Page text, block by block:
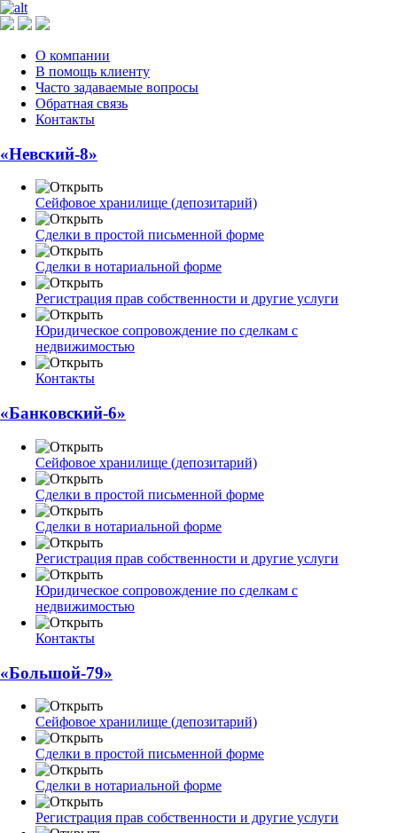
О компании
В помощь клиенту
Часто задаваемые вопросы
Обратная связь
Контакты
«Невский-8»
Сейфовое хранилище (депозитарий)
Сделки в простой письменной форме
Сделки в нотариальной форме
Регистрация прав собственности и другие услуги
Юридическое сопровождение по сделкам с
недвижимостью
Контакты
«Банковский-6»
Сейфовое хранилище (депозитарий)
Сделки в простой письменной форме
Сделки в нотариальной форме
Регистрация прав собственности и другие услуги
Юридическое сопровождение по сделкам с
недвижимостью
Контакты
«Большой-79»
Сейфовое хранилище (депозитарий)
Сделки в простой письменной форме
Сделки в нотариальной форме
Регистрация прав собственности и другие услуги